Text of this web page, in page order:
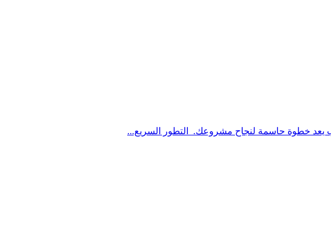
يعد خطوة حاسمة لنجاح مشروعك. التطور السريع...